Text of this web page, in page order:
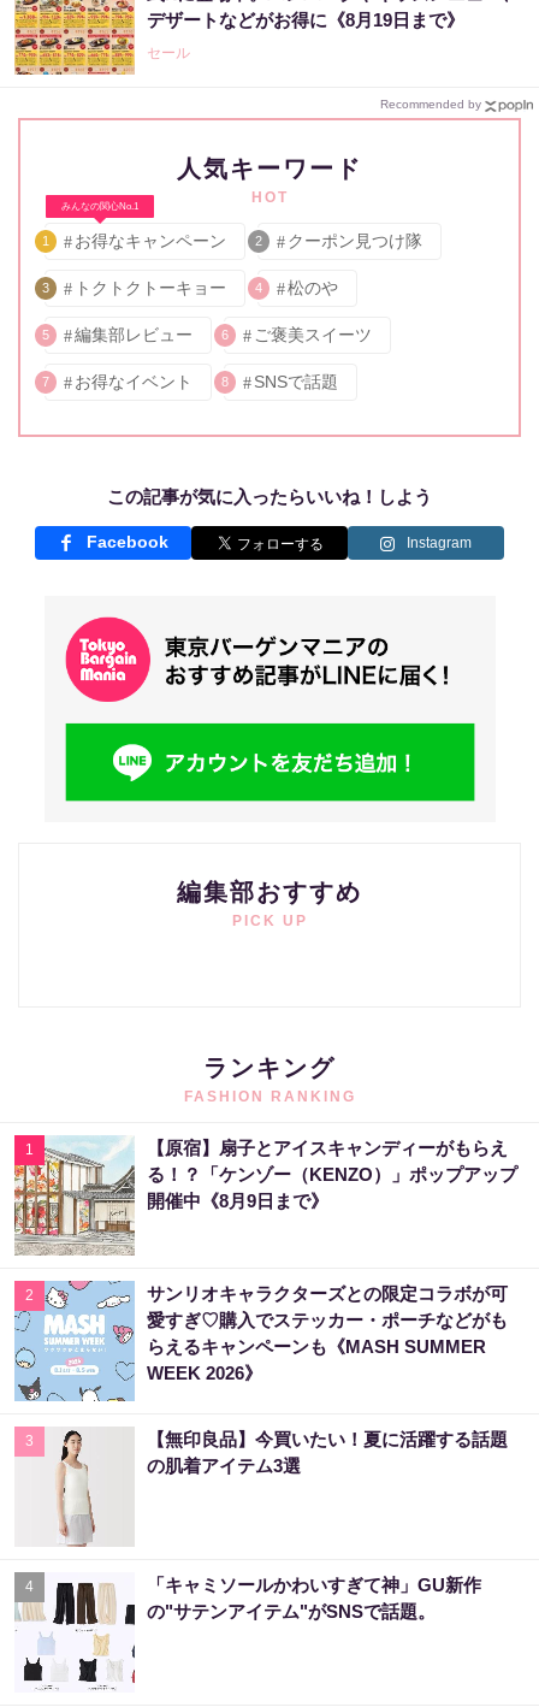
デザートなどがお得に《8月19日まで》
セール
Recommended by
人気キーワード
HOT
みんなの関心No.1
1 お得なキャンペーン 2 クーポン見つけ隊
3 トクトクトーキョー 4 松のや
5 編集部レビュー 6 ご褒美スイーツ
7 お得なイベント 8 SNSで話題
この記事が気に入ったらいいね！しよう
Facebook Instagram
編集部おすすめ
PICK UP
ランキング
FASHION RANKING
1
【原宿】扇子とアイスキャンディーがもらえ
る！？「ケンゾー（KENZO）」ポップアップ
開催中《8月9日まで》
2
サンリオキャラクターズとの限定コラボが可
愛すぎ♡購入でステッカー・ポーチなどがも
らえるキャンペーンも《MASH SUMMER
WEEK 2026》
3
【無印良品】今買いたい！夏に活躍する話題
の肌着アイテム3選
4
「キャミソールかわいすぎて神」GU新作
の"サテンアイテム"がSNSで話題。